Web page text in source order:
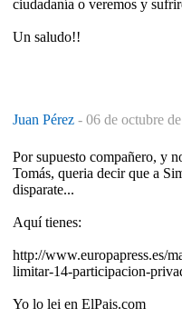
ciudadanía o veremos y
Un saludo!!
Juan Pérez - 06 de octubre
Por supuesto compañero, y
Tomás, queria decir que a
disparate...
Aquí tienes:
http://www.europapress.es/
limitar-14-participacion-
Yo lo lei en ElPais.com